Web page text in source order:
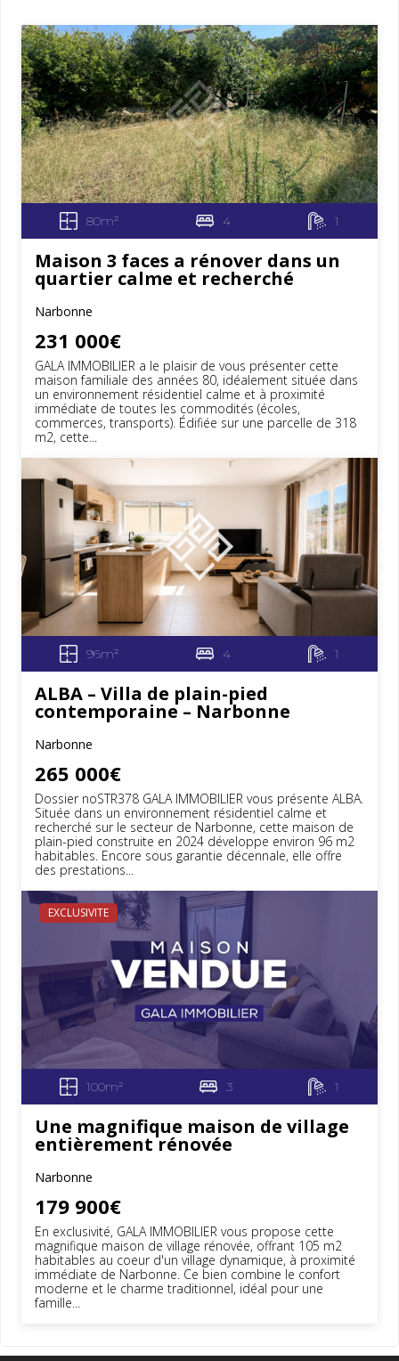
80m² 4 1
Maison 3 faces a rénover dans un
quartier calme et recherché
Narbonne
231 000€
GALA IMMOBILIER a le plaisir de vous présenter cette
maison familiale des années 80, idéalement située dans
un environnement résidentiel calme et à proximité
immédiate de toutes les commodités (écoles,
commerces, transports). Édifiée sur une parcelle de 318
m2, cette...
96m² 4 1
ALBA – Villa de plain-pied
contemporaine – Narbonne
Narbonne
265 000€
Dossier noSTR378 GALA IMMOBILIER vous présente ALBA.
Située dans un environnement résidentiel calme et
recherché sur le secteur de Narbonne, cette maison de
plain-pied construite en 2024 développe environ 96 m2
habitables. Encore sous garantie décennale, elle offre
des prestations...
EXCLUSIVITE
100m² 3 1
Une magnifique maison de village
entièrement rénovée
Narbonne
179 900€
En exclusivité, GALA IMMOBILIER vous propose cette
magnifique maison de village rénovée, offrant 105 m2
habitables au coeur d'un village dynamique, à proximité
immédiate de Narbonne. Ce bien combine le confort
moderne et le charme traditionnel, idéal pour une
famille...